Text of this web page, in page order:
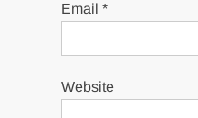
Email*
Website